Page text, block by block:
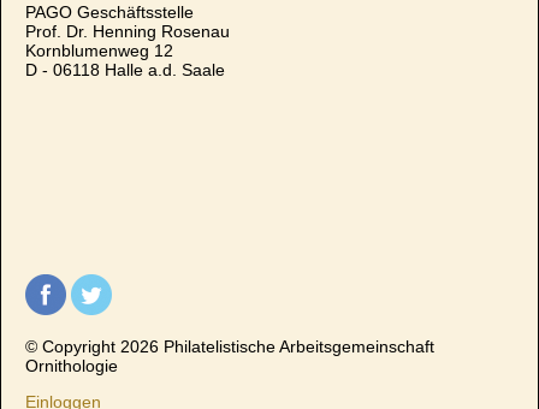
PAGO Geschäftsstelle
Prof. Dr. Henning Rosenau
Kornblumenweg 12
D - 06118 Halle a.d. Saale
© Copyright 2026 Philatelistische Arbeitsgemeinschaft
Ornithologie
Einloggen